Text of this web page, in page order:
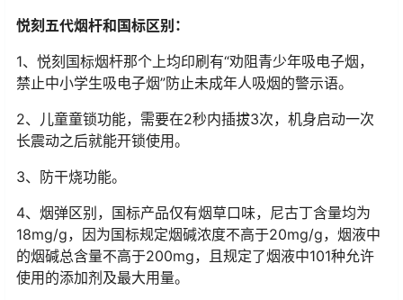
悦刻五代烟杆和国标区别：
1、悦刻国标烟杆那个上均印刷有“劝阻青少年吸电子烟，
禁止中小学生吸电子烟”防止未成年人吸烟的警示语。
2、儿童童锁功能，需要在2秒内插拔3次，机身启动一次
长震动之后就能开锁使用。
3、防干烧功能。
4、烟弹区别，国标产品仅有烟草口味，尼古丁含量均为
18mg/g，因为国标规定烟碱浓度不高于20mg/g，烟液中
的烟碱总含量不高于200mg，且规定了烟液中101种允许
使用的添加剂及最大用量。